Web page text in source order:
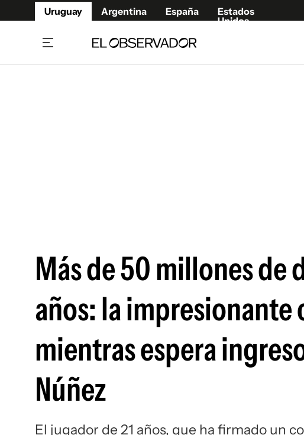
Uruguay Argentina España
Estados
Unidos
Más de 50 millones de
años: la
mientras espera
Núñez
El jugador de 21 años, que ha firmado un